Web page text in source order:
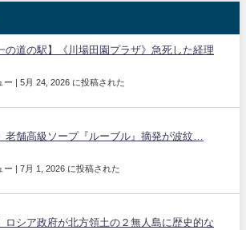
の道の駅】《川場田園プラザ》急死した経理
ー | 5月 24, 2026 に投稿された
老舗高級ソープ『ルーブル』摘発が波紋…
ー | 7月 1, 2026 に投稿された
ロシア政府が北方領土の２無人島に歴史的な